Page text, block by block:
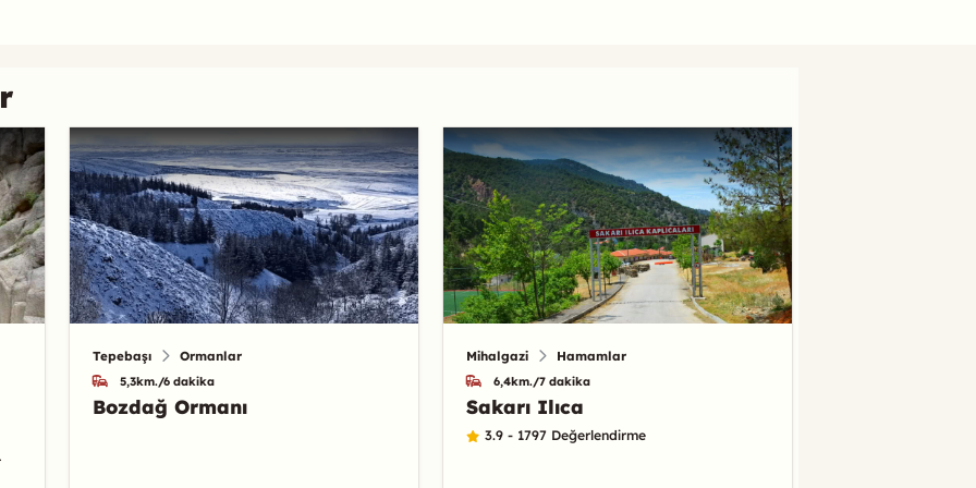
Tepebaşı Ormanlar
5,3km./6 dakika
Bozdağ Ormanı
Mihalgazi Hamamlar
6,4km./7 dakika
Sakarı Ilıca
3.9 - 1797 Değerlendirme